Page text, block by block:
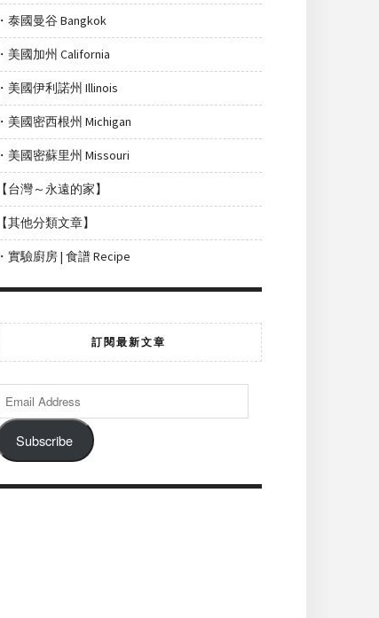
・泰國曼谷 Bangkok
・美國加州 California
・美國伊利諾州 Illinois
・美國密西根州 Michigan
・美國密蘇里州 Missouri
【台灣～永遠的家】
【其他分類文章】
・實驗廚房 | 食譜 Recipe
訂閱最新文章
Subscribe